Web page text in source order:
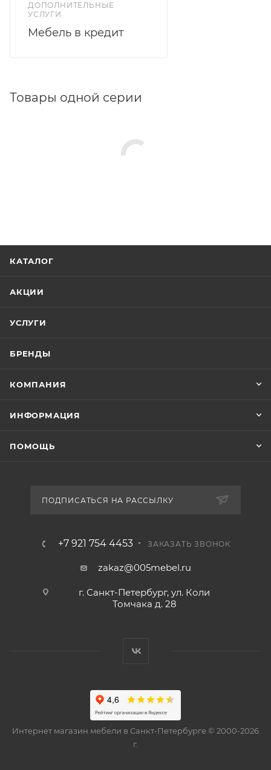
ДОПОЛНИТЕЛЬНЫЕ
УСЛУГИ
Мебель в кредит
Товары одной серии
КАТАЛОГ
АКЦИИ
УСЛУГИ
БРЕНДЫ
КОМПАНИЯ
ИНФОРМАЦИЯ
ПОМОЩЬ
ПОДПИСАТЬСЯ НА РАССЫЛКУ
+7 921 754 4453 ЗАКАЗАТЬ ЗВОНОК
zakaz@005mebel.ru
г. Санкт-Петербург, ул. Коли
Томчака д. 28
Интернет магазин мебели в Санкт-Петербурге © 2000-2026
г.